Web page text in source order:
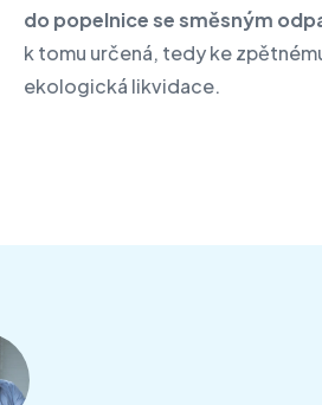
do popelnice se směsným
k tomu určená, tedy ke
ekologická likvidace.